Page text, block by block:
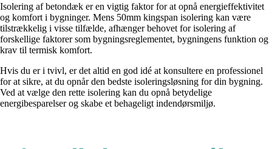
Isolering af betondæk er en vigtig faktor for at opnå energieffektivitet
og komfort i bygninger. Mens 50mm kingspan isolering kan være
tilstrækkelig i visse tilfælde, afhænger behovet for isolering af
forskellige faktorer som bygningsreglementet, bygningens funktion og
krav til termisk komfort.
Hvis du er i tvivl, er det altid en god idé at konsultere en professionel
for at sikre, at du opnår den bedste isoleringsløsning for din bygning.
Ved at vælge den rette isolering kan du opnå betydelige
energibesparelser og skabe et behageligt indendørsmiljø.